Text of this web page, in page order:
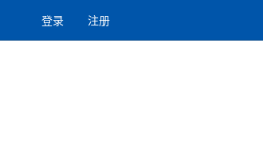
登录 注册